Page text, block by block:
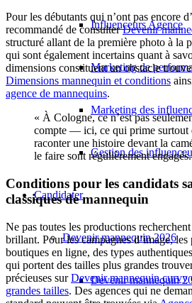
Influenceurs Agence
Marketing de
Marketing des
Gestion des
Candidater
Devenir mannequin 2026
Devenir mannequin
Pour les débutants qui n’ont pas encore
recommandé de consulterDevenir
structuré allant de la première photo à la
qui sont également incertains quant à
dimensions constituent un obstacle
Dimensions mannequin et conditions
agence de mannequins.
« À Cologne, ce n’est pas
compte — ici, ce qui prime surtout
raconter une histoire devant la
le faire sont régulièrement
Conditions pour les candidats
classiques de mannequin
Ne pas toutes les productions
brillant. Pour les campagnes d’image,
boutiques en ligne, des types
qui portent des tailles plus grandes
précieuses surDevenir mannequin curvy
grandes tailles. Des agences qui ne